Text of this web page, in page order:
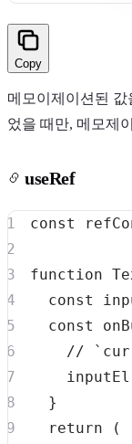
Copy
메모이제이션된 값
었을 때만, 메모제
useRef
const
function
const
const
//
    inputEl
}
return
(